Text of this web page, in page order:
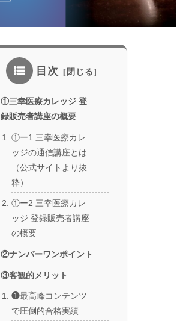
目次
①三幸医療カレッジ 登
録販売者講座の概要
①ー1 三幸医療カレ
ッジの通信講座とは
（公式サイトより抜
粋）
①ー2 三幸医療カレ
ッジ 登録販売者講座
の概要
②ナンバーワンポイント
③客観的メリット
❶最高峰コンテンツ
で圧倒的合格実績